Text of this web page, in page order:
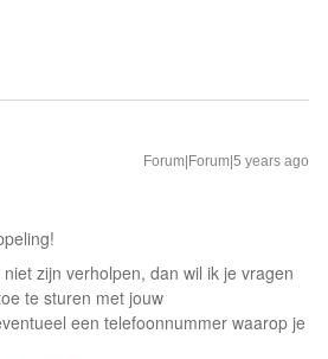
Forum|Forum|5 years ago
zijn verholpen, dan wil ik je vragen
te sturen met jouw
een telefoonnummer waarop je